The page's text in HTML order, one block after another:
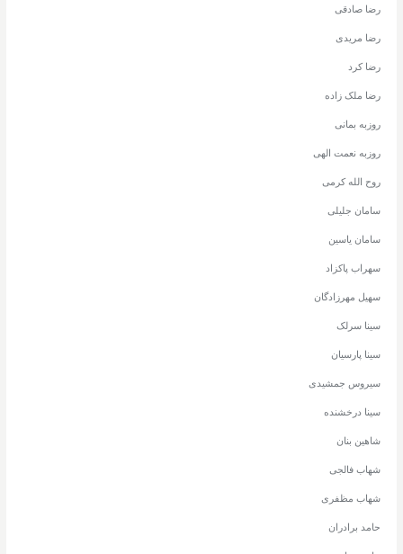
رضا صادقی
رضا مریدی
رضا کرد
رضا ملک زاده
روزبه بمانی
روزبه نعمت الهی
روح الله کرمی
سامان جلیلی
سامان یاسین
سهراب پاکزاد
سهیل مهرزادگان
سینا سرلک
سینا پارسیان
سیروس جمشیدی
سینا درخشنده
شاهین بنان
شهاب فالجی
شهاب مظفری
حامد برادران